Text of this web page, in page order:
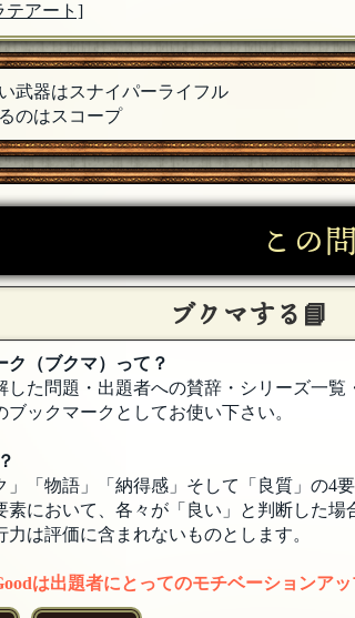
テアート]
ん 歓迎致します[25年12月10日 08:26]
す[25年12月10日 00:16]
テアート]
ん 歓迎いたします。[25年12月10日 00:05]
テアート]
ん 歓迎いたします。[25年12月09日 23:35]
す [25年12月09日 23:31]
武器はスナイパーライフル
のはスコープ
この
ブクマする📘
ク（ブクマ）って？
した問題・出題者への賛辞・シリーズ一覧
ブックマークとしてお使い下さい。
」「物語」「納得感」そして「良質」の4
素において、各々が「良い」と判断した場
力は評価に含まれないものとします。
は出題者にとってのモチベーションア